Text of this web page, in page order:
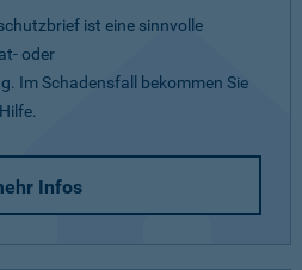
ist eine sinnvolle
oder
Im Schadensfall bekommen Sie
Infos